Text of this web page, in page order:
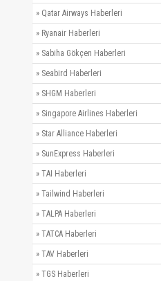
» Qatar Airways Haberleri
» Ryanair Haberleri
» Sabiha Gökçen Haberleri
» Seabird Haberleri
» SHGM Haberleri
» Singapore Airlines Haberleri
» Star Alliance Haberleri
» SunExpress Haberleri
» TAI Haberleri
» Tailwind Haberleri
» TALPA Haberleri
» TATCA Haberleri
» TAV Haberleri
» TGS Haberleri